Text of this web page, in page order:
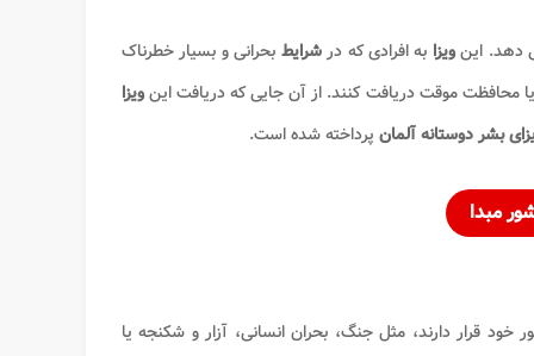
‌دهد. اینویزا به افرادی که درشرایط بحرانی و بسیار خطرناک
محافظت موقت دریافت کنند. از آن جایی که دریافت اینویزا
بشر دوستانه آلمان پرداخته شده است.
مبدا
قرار دارند، مثل جنگ، بحران انسانی، آزار و شکنجه یا